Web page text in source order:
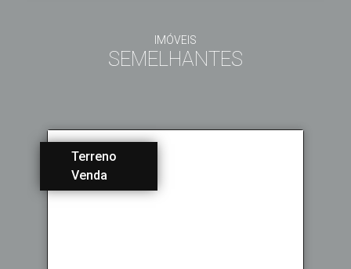
IMÓVEIS
SEMELHANTES
Terreno
Venda